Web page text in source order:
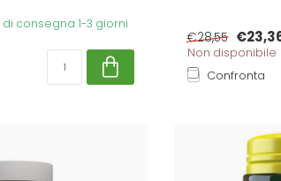
consegna 1-3 giorni
€28,55
Non disponibile
Confronta